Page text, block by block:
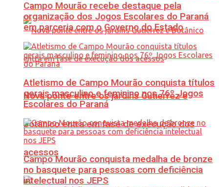
Nova ponte entre os jardins Gutierrez e
Botânico entra em fase de execução dos
acessos
Campo Mourão recebe destaque pela
organização dos Jogos Escolares do Paraná
em parceria com o Governo do Estado
Atletismo de Campo Mourão conquista títulos
gerais masculino e feminino nos 76º Jogos
Escolares do Paraná
Campo Mourão conquista medalha de bronze
no basquete para pessoas com deficiência
intelectual nos JEPS